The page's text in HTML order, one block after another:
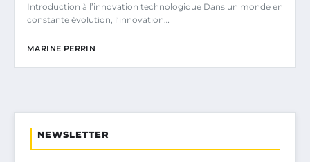
Introduction à l’innovation technologique Dans un monde en
constante évolution, l’innovation…
MARINE PERRIN
NEWSLETTER